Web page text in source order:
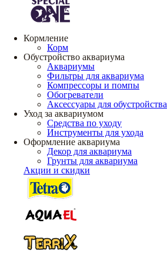
Кормление
Корм
Обустройство аквариума
Аквариумы
Фильтры для аквариума
Компрессоры и помпы
Обогреватели
Аксессуары для обустройства
Уход за аквариумом
Средства по уходу
Инструменты для ухода
Оформление аквариума
Декор для аквариума
Грунты для аквариума
Акции и скидки